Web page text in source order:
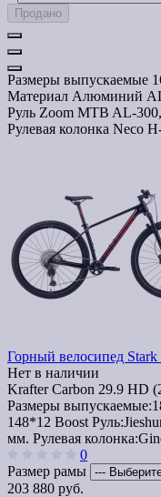
Продано
Размеры выпускаемые
Материал Алюминий
Руль Zoom MTB AL-
Рулевая колонка Neco
Горный велосипед
Нет в наличии
Krafter Carbon 29.9 HD
Размеры выпускаемые:
148*12 Boost Руль:
мм. Рулевая колонка:
0
Размер рамы
203 880 руб.